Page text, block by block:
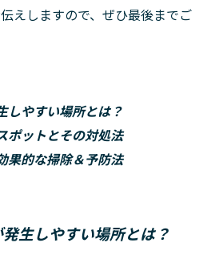
えしますので、ぜひ最後までご
しやすい場所とは？
ポットとその対処法
果的な掃除＆予防法
生しやすい場所とは？